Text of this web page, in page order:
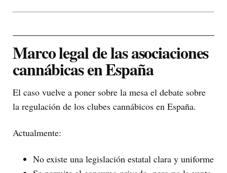
Marco legal de las asociaciones
cannábicas en España
El caso vuelve a poner sobre la mesa el debate sobre
la regulación de los clubes cannábicos en España.
Actualmente:
No existe una legislación estatal clara y uniforme